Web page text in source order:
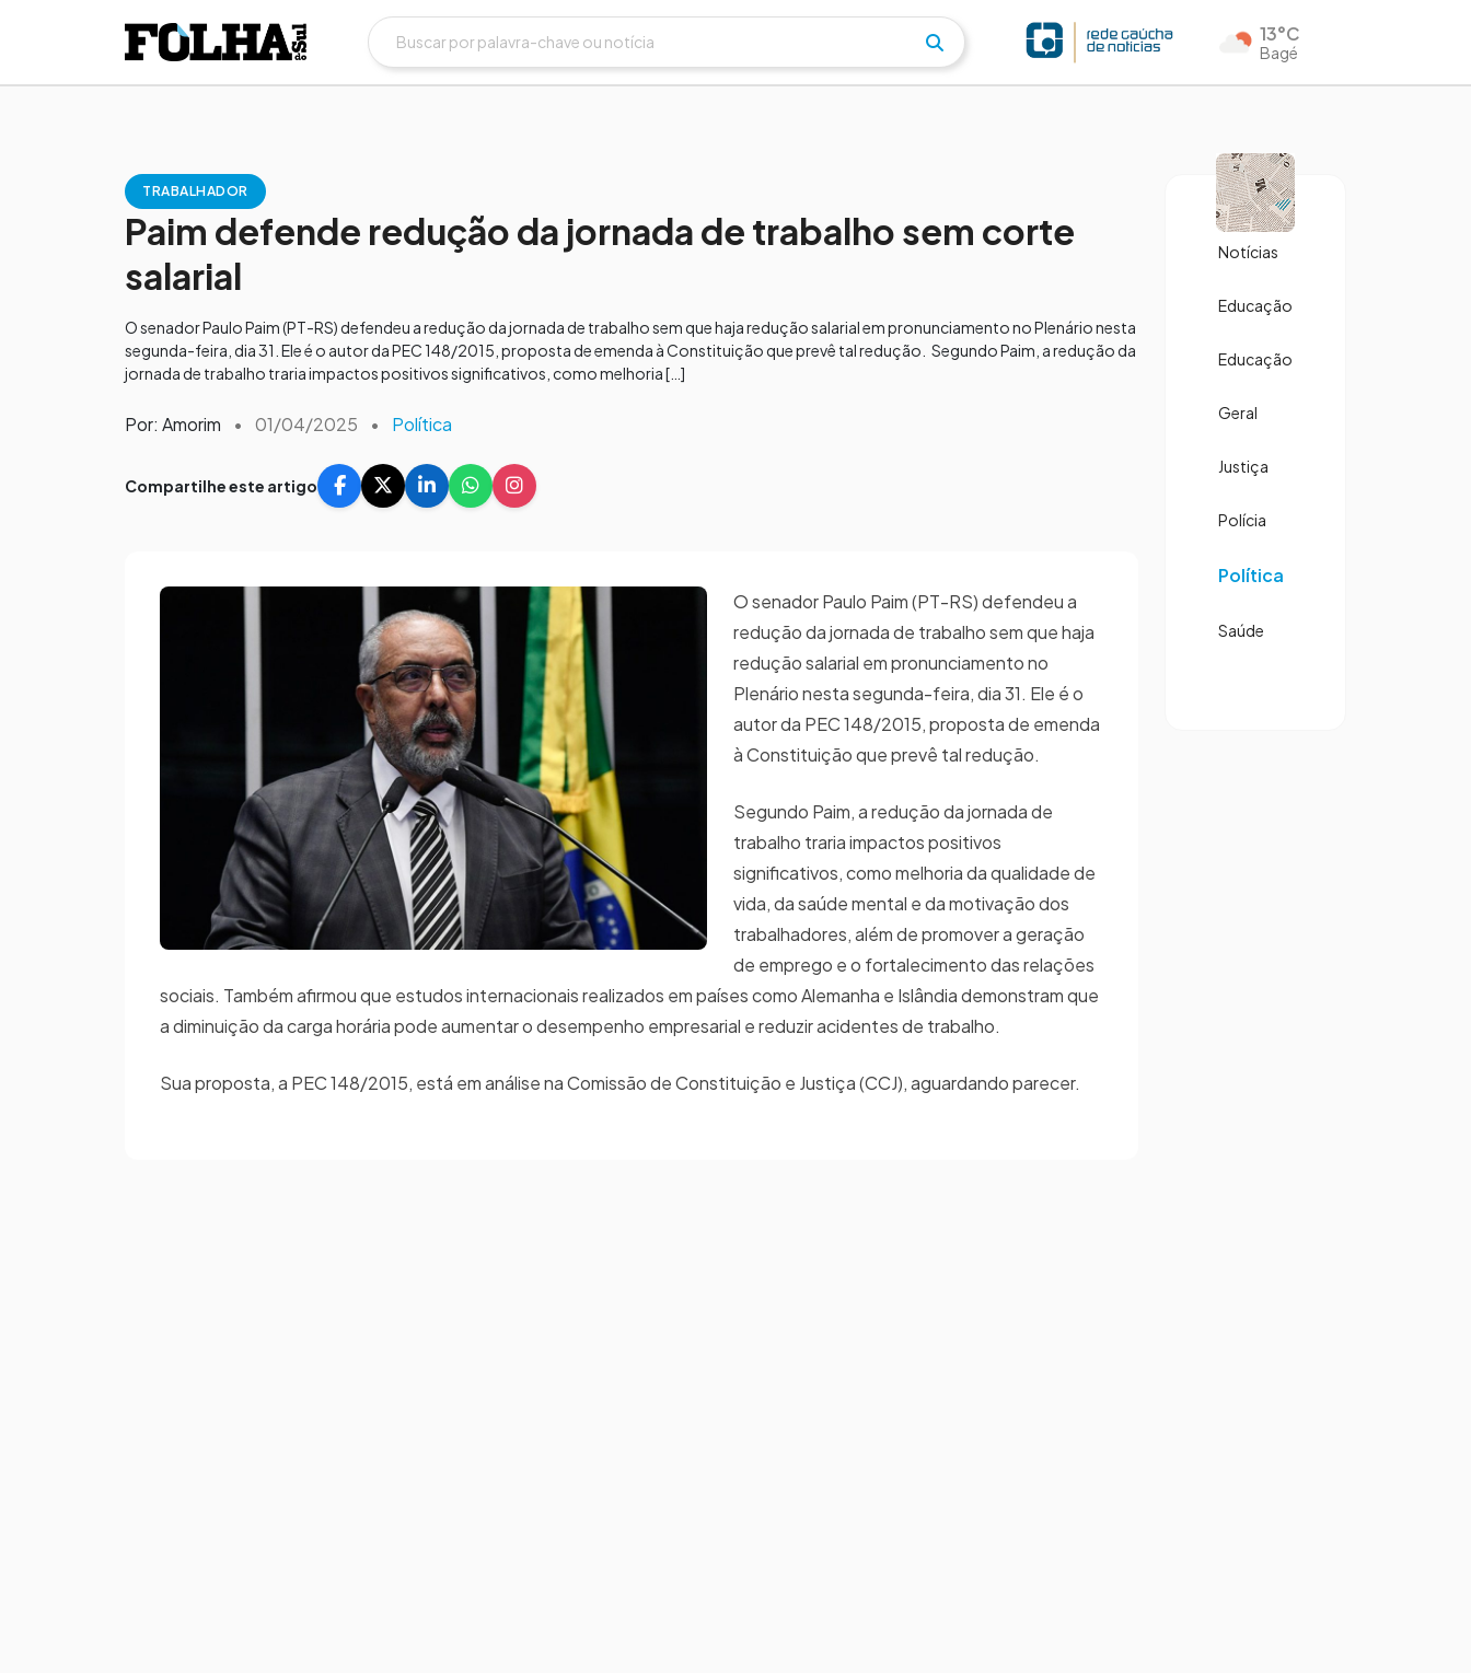
13°C
Bagé
TRABALHADOR
Paim defende redução da jornada de trabalho sem corte
salarial
O senador Paulo Paim (PT-RS) defendeu a redução da jornada de trabalho sem que haja redução salarial em pronunciamento no Plenário nesta
segunda-feira, dia 31. Ele é o autor da PEC 148/2015, proposta de emenda à Constituição que prevê tal redução. Segundo Paim, a redução da
jornada de trabalho traria impactos positivos significativos, como melhoria […]
Por: Amorim • 01/04/2025 • Política
Compartilhe este artigo
O senador Paulo Paim (PT-RS) defendeu a
redução da jornada de trabalho sem que haja
redução salarial em pronunciamento no
Plenário nesta segunda-feira, dia 31. Ele é o
autor da PEC 148/2015, proposta de emenda
à Constituição que prevê tal redução.
Segundo Paim, a redução da jornada de
trabalho traria impactos positivos
significativos, como melhoria da qualidade de
vida, da saúde mental e da motivação dos
trabalhadores, além de promover a geração
de emprego e o fortalecimento das relações
sociais. Também afirmou que estudos internacionais realizados em países como Alemanha e Islândia demonstram que
a diminuição da carga horária pode aumentar o desempenho empresarial e reduzir acidentes de trabalho.
Sua proposta, a PEC 148/2015, está em análise na Comissão de Constituição e Justiça (CCJ), aguardando parecer.
Notícias
Educação
Educação
Geral
Justiça
Polícia
Política
Saúde